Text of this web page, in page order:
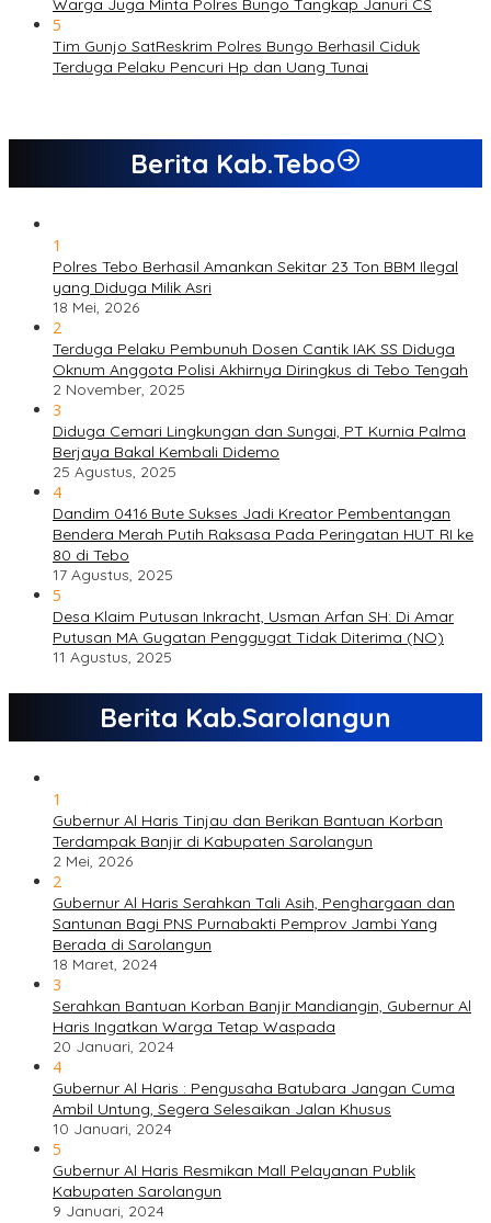
Warga Juga Minta Polres Bungo Tangkap Januri CS
5
Tim Gunjo SatReskrim Polres Bungo Berhasil Ciduk
Terduga Pelaku Pencuri Hp dan Uang Tunai
Berita Kab.Tebo
1
Polres Tebo Berhasil Amankan Sekitar 23 Ton BBM Ilegal
yang Diduga Milik Asri
18 Mei, 2026
2
Terduga Pelaku Pembunuh Dosen Cantik IAK SS Diduga
Oknum Anggota Polisi Akhirnya Diringkus di Tebo Tengah
2 November, 2025
3
Diduga Cemari Lingkungan dan Sungai, PT Kurnia Palma
Berjaya Bakal Kembali Didemo
25 Agustus, 2025
4
Dandim 0416 Bute Sukses Jadi Kreator Pembentangan
Bendera Merah Putih Raksasa Pada Peringatan HUT RI ke
80 di Tebo
17 Agustus, 2025
5
Desa Klaim Putusan Inkracht, Usman Arfan SH: Di Amar
Putusan MA Gugatan Penggugat Tidak Diterima (NO)
11 Agustus, 2025
Berita Kab.Sarolangun
1
Gubernur Al Haris Tinjau dan Berikan Bantuan Korban
Terdampak Banjir di Kabupaten Sarolangun
2 Mei, 2026
2
Gubernur Al Haris Serahkan Tali Asih, Penghargaan dan
Santunan Bagi PNS Purnabakti Pemprov Jambi Yang
Berada di Sarolangun
18 Maret, 2024
3
Serahkan Bantuan Korban Banjir Mandiangin, Gubernur Al
Haris Ingatkan Warga Tetap Waspada
20 Januari, 2024
4
Gubernur Al Haris : Pengusaha Batubara Jangan Cuma
Ambil Untung, Segera Selesaikan Jalan Khusus
10 Januari, 2024
5
Gubernur Al Haris Resmikan Mall Pelayanan Publik
Kabupaten Sarolangun
9 Januari, 2024